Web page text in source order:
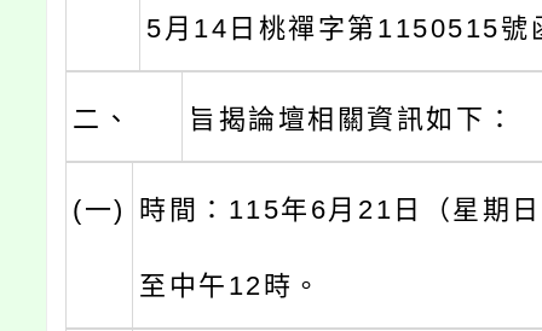
5月14日桃禪字第1150515號
二、 旨揭論壇相關資訊如下：
(一) 時間：115年6月21日（星期
至中午12時。